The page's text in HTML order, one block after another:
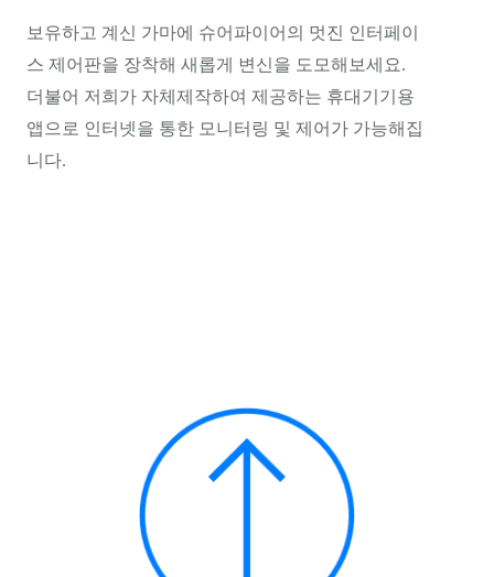
보유하고 계신 가마에 슈어파이어의 멋진 인터페이
스 제어판을 장착해 새롭게 변신을 도모해보세요.
더불어 저희가 자체제작하여 제공하는 휴대기기용
앱으로 인터넷을 통한 모니터링 및 제어가 가능해집
니다.